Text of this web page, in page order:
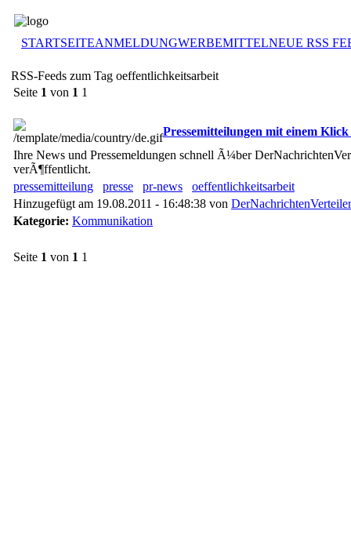
STARTSEITEANMELDUNGWERBEMITTELNEUE RSS
RSS-Feeds zum Tag oeffentlichkeitsarbeit
Seite 1 von 1 1
Pressemitteilungen mit einem
Ihre News und Pressemeldungen schnell Ã¼ber
verÃ¶ffentlicht.
pressemitteilung
presse pr-news
oeffentlichkeitsarbeit
Hinzugefügt am 19.08.2011 - 16:48:38 von DerNachrichtenVerteiler
Kategorie: Kommunikation
Seite 1 von 1 1